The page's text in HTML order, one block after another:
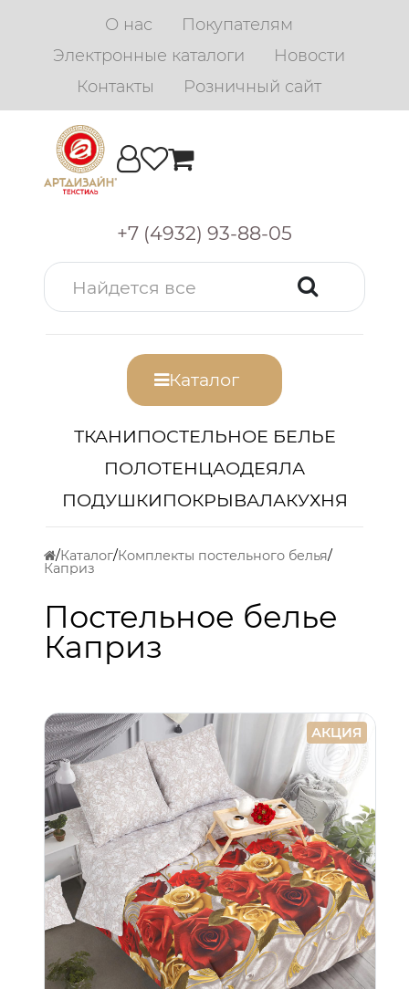
О нас
Покупателям
Электронные каталоги
Новости
Контакты
Розничный сайт
+7 (4932) 93-88-05
Каталог
ТКАНИПОСТЕЛЬНОЕ БЕЛЬЕ
ПОЛОТЕНЦАОДЕЯЛА
ПОДУШКИПОКРЫВАЛАКУХНЯ
Каталог Комплекты постельного белья
Каприз
Постельное белье
Каприз
АКЦИЯ